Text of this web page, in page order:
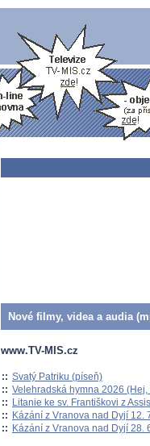
Nové filmy, videa a audia
www.TV-MIS.cz
:: Svatý Patriku (píseň)
:: Velehradská hymna 2026
:: Litanie ke sv. Františkovi z
:: Kázání z Vranova nad Dyjí 12.
:: Kázání z Vranova nad Dyjí 28.